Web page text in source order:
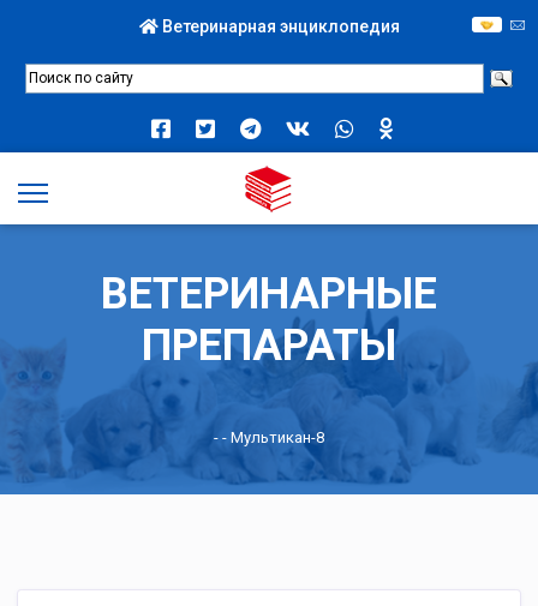
Ветеринарная энциклопедия
ВЕТЕРИНАРНЫЕ
ПРЕПАРАТЫ
- - Мультикан-8